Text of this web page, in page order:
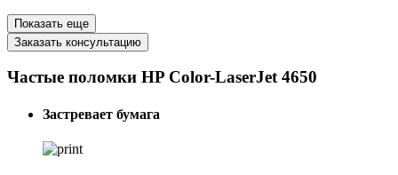
Показать еще
Заказать консультацию
Частые поломки HP Color-LaserJet 4650
Застревает бумага